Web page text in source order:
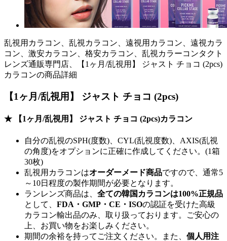
乱視用カラコン、乱視カラコン、遠視用カラコン、遠視カラ
コン、激安カラコン、格安カラコン、乱視カラーコンタクト
レンズ通販専門店、【1ヶ月/乱視用】 ジャスト チョコ (2pcs)
カラコンの商品詳細
【1ヶ月/乱視用】 ジャスト チョコ (2pcs)
★ 【1ヶ月/乱視用】 ジャスト チョコ (2pcs)カラコン
自分の乱視のSPH(度数)、CYL(乱視度数)、AXIS(乱視
の角度)をオプションに正確に作成してください。(1箱
30枚)
乱視用カラコンはオーダーメード商品ですので、 通常5
～10日程度の製作期間が必要となります。
ランレンズ商品は、 全ての韓国カラコンは100%正規品
として、 FDA・GMP・CE・ISOの認証を受けた高級
カラコン輸出品のみ、取り扱っております。ご安心の
上、お買い物をお楽しみください。
期間の余裕を持ってご注文ください。また、 個人用注